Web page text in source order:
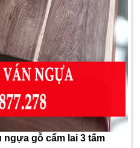
gỗ cẩm lai 3 tấm